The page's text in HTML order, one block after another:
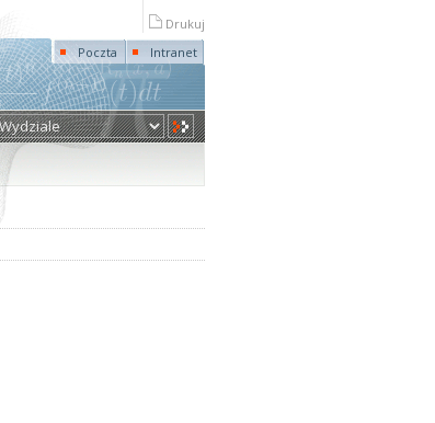
Drukuj
Poczta
Intranet